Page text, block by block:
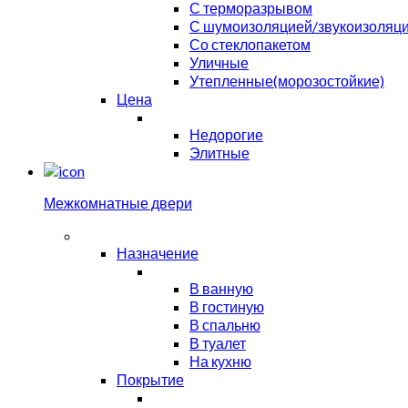
С терморазрывом
С шумоизоляцией/
Со стеклопакетом
Уличные
Утепленные(морозостойкие)
Цена
Недорогие
Элитные
Межкомнатные двери
Назначение
В ванную
В гостиную
В спальню
В туалет
На кухню
Покрытие